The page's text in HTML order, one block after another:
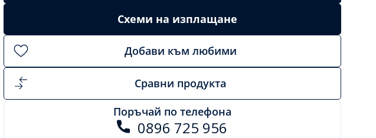
Схеми на изплащане
Добави към любими
Сравни продукта
Поръчай по телефона
0896 725 956